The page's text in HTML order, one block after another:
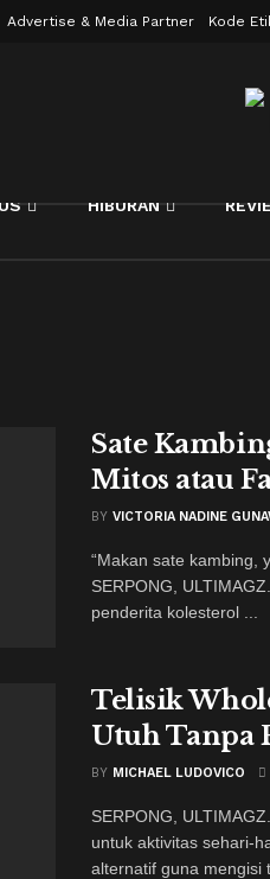
Advertise & Media Partner Kode
HIBURAN
Sate
Mitos atau
BY VICTORIA NADINE
“Makan sate kambing,
SERPONG,
penderita kolesterol ...
Telisik
Utuh Tanpa
BY MICHAEL LUDOVICO
SERPONG,
untuk aktivitas sehari-
alternatif guna mengisi